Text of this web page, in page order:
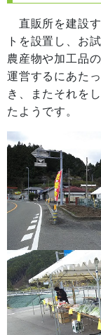
直販所を建設す
トを設置し、お
農産物や加工品
運営するにあた
き、またそれを
たようです。